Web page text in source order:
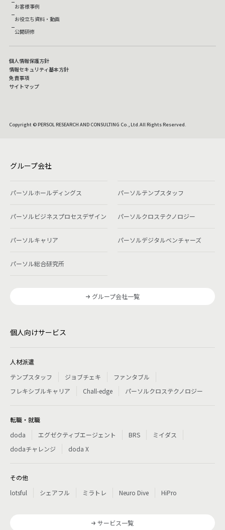
お客様事例
お役立ち資料・動画
公開研修
Copyright © PERSOL RESEARCH AND CONSULTING Co., Ltd.All Rights Reserved.
個人情報保護方針
情報セキュリティ基本方針
免責事項
サイトマップ
グループ会社
パーソルホールディングス パーソルテンプスタッフ
パーソルビジネスプロセスデザイン パーソルクロステクノロジー
パーソルキャリア パーソルデジタルベンチャーズ
パーソル総合研究所
グループ会社一覧
個人向けサービス
人材派遣
テンプスタッフ
ジョブチェキ
ファンタブル
フレキシブルキャリア
Chall-edge パーソルクロステクノロジー
転職・就職
doda
エグゼクティブエージェント BRS
ミイダス
dodaチャレンジ
doda X
その他
lotsful
シェアフル ミラトレ Neuro Dive HiPro
サービス一覧